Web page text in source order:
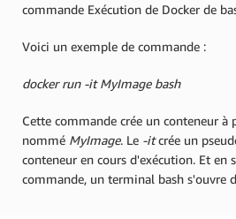
commande Exécution de Docker de
Voici un exemple de commande :
docker run -it MyImage bash
Cette commande crée un conteneur
nommé MyImage. Le -itcrée un
conteneur en cours d'exécution. Et en
commande, un terminal bash s'ouvre